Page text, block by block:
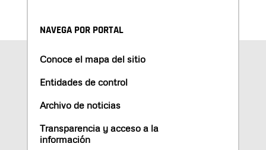
NAVEGA POR PORTAL
Conoce el mapa del sitio
Entidades de control
Archivo de noticias
Transparencia y acceso a la
información